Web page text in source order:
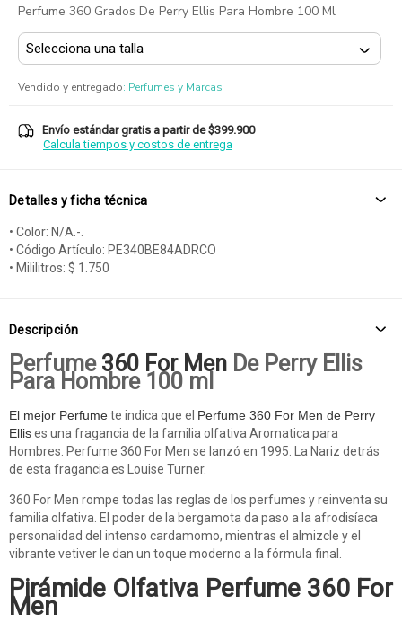
Perfume 360 Grados De Perry Ellis Para Hombre 100 Ml
Vendido y entregado: Perfumes y Marcas
Envío estándar gratis a partir de $399.900
Calcula tiempos y costos de entrega
Detalles y ficha técnica
• Color: N/A.-.
• Código Artículo: PE340BE84ADRCO
• Mililitros: $ 1.750
Descripción
Perfume 360 For Men De Perry Ellis
Para Hombre 100 ml
El mejor Perfumete indica que el Perfume 360 For Men de Perry
Ellises una fragancia de la familia olfativa Aromatica para
Hombres. Perfume 360 For Men se lanzó en 1995. La Nariz detrás
de esta fragancia es Louise Turner.
360 For Men rompe todas las reglas de los perfumes y reinventa su
familia olfativa. El poder de la bergamota da paso a la afrodisíaca
personalidad del intenso cardamomo, mientras el almizcle y el
vibrante vetiver le dan un toque moderno a la fórmula final.
Pirámide Olfativa Perfume 360 For
Men